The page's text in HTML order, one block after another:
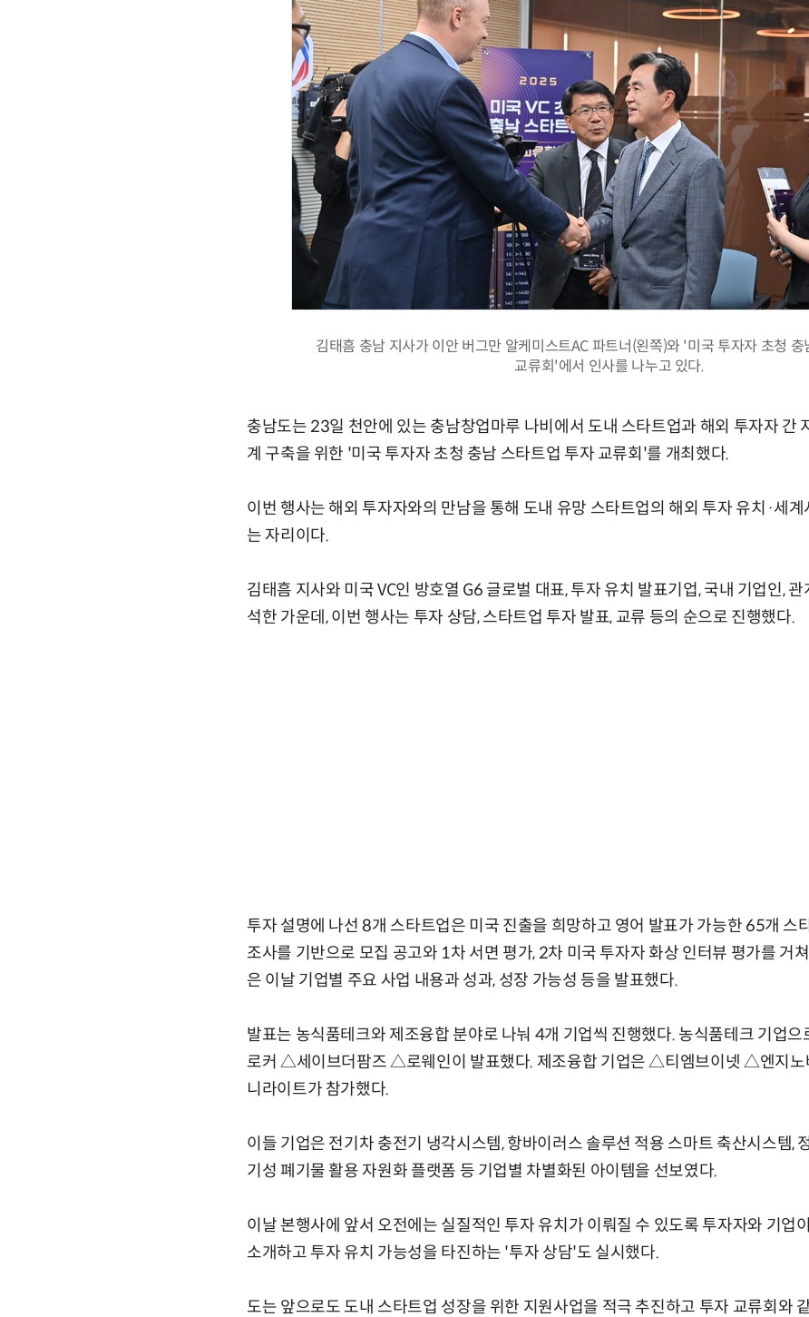
김태흠 충남 지사가 이안 버그만 알케미스트AC 파트너(왼쪽)와 '미국 투자자 초청
교류회'에서 인사를 나누고 있다.
충남도는 23일 천안에 있는 충남창업마루 나비에서 도내 스타트업과 해외 투자자 간
계 구축을 위한 '미국 투자자 초청 충남 스타트업 투자 교류회'를 개최했다.
이번 행사는 해외 투자자와의 만남을 통해 도내 유망 스타트업의 해외 투자 유치·세
는 자리이다.
김태흠 지사와 미국 VC인 방호열 G6 글로벌 대표, 투자 유치 발표기업, 국내 기업인,
석한 가운데, 이번 행사는 투자 상담, 스타트업 투자 발표, 교류 등의 순으로 진행했다.
투자 설명에 나선 8개 스타트업은 미국 진출을 희망하고 영어 발표가 가능한 65개 스
조사를 기반으로 모집 공고와 1차 서면 평가, 2차 미국 투자자 화상 인터뷰 평가를 거
은 이날 기업별 주요 사업 내용과 성과, 성장 가능성 등을 발표했다.
발표는 농식품테크와 제조융합 분야로 나눠 4개 기업씩 진행했다. 농식품테크 기업
로커 △세이브더팜즈 △로웨인이 발표했다. 제조융합 기업은 △티엠브이넷 △엔지
니라이트가 참가했다.
이들 기업은 전기차 충전기 냉각시스템, 항바이러스 솔루션 적용 스마트 축산시스템,
기성 폐기물 활용 자원화 플랫폼 등 기업별 차별화된 아이템을 선보였다.
이날 본행사에 앞서 오전에는 실질적인 투자 유치가 이뤄질 수 있도록 투자자와 기업
소개하고 투자 유치 가능성을 타진하는 '투자 상담'도 실시했다.
도는 앞으로도 도내 스타트업 성장을 위한 지원사업을 적극 추진하고 투자 교류회와